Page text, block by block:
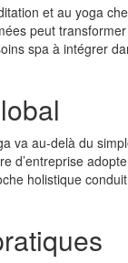
et au yoga
peut
spa à intégrer
va au-delà du
d’entreprise
holistique